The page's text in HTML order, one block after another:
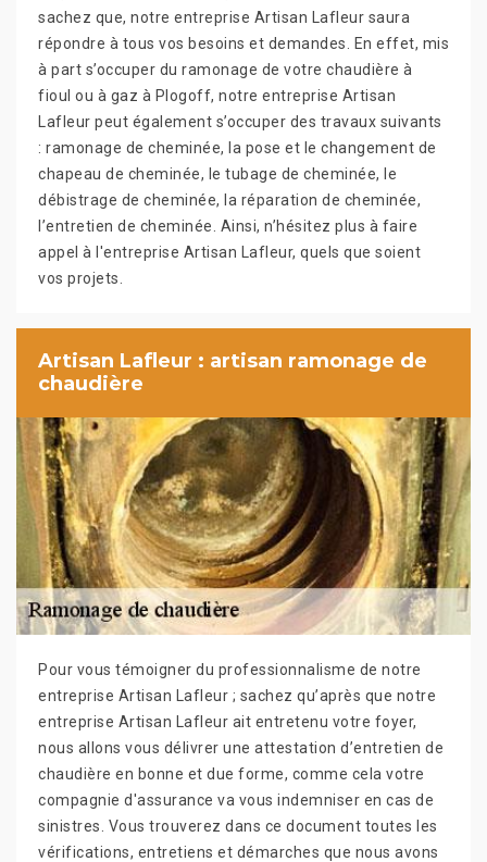
sachez que, notre entreprise Artisan Lafleur saura
répondre à tous vos besoins et demandes. En effet, mis
à part s’occuper du ramonage de votre chaudière à
fioul ou à gaz à Plogoff, notre entreprise Artisan
Lafleur peut également s’occuper des travaux suivants
: ramonage de cheminée, la pose et le changement de
chapeau de cheminée, le tubage de cheminée, le
débistrage de cheminée, la réparation de cheminée,
l’entretien de cheminée. Ainsi, n’hésitez plus à faire
appel à l'entreprise Artisan Lafleur, quels que soient
vos projets.
Artisan Lafleur : artisan ramonage de
chaudière
Pour vous témoigner du professionnalisme de notre
entreprise Artisan Lafleur ; sachez qu’après que notre
entreprise Artisan Lafleur ait entretenu votre foyer,
nous allons vous délivrer une attestation d’entretien de
chaudière en bonne et due forme, comme cela votre
compagnie d'assurance va vous indemniser en cas de
sinistres. Vous trouverez dans ce document toutes les
vérifications, entretiens et démarches que nous avons